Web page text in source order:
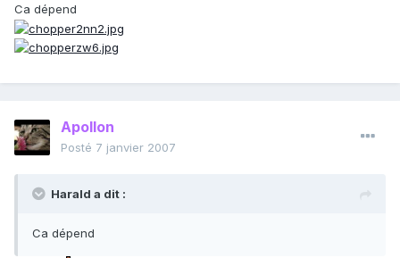
Ca dépend
Apollon
Posté 7 janvier 2007
Harald a dit :
Ca dépend